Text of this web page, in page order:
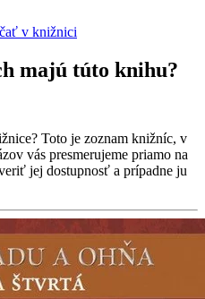
v knižnici
majú túto knihu?
Toto je zoznam knižníc, v
vás presmerujeme priamo na
jej dostupnosť a prípadne ju